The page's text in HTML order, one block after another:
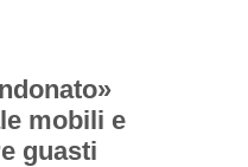
mobili e
guasti